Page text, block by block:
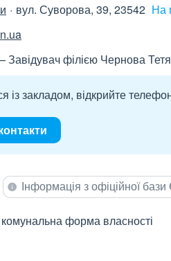
вул. Суворова, 39, 23542 На
Завідувач філією Чернова
із закладом, відкрийте
Інформація з офіційної
форма власності